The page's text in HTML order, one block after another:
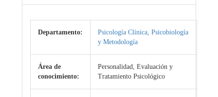
Departamento:
Psicología Clínica, Psicobiología
y Metodología
Área de
conocimiento:
Personalidad, Evaluación y
Tratamiento Psicológico